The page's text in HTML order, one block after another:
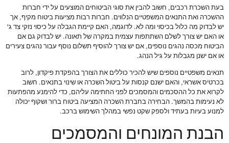
בעת השכרת רכבים, חשוב להבין את סוגי הביטוחים המוצעים על ידי חברות
ההשכרה ואת התנאים המשפטיים הנלווים. חברות רבות מציעות ביטוח מקיף, אך
יש לבדוק מה כלול בכיסוי ומה לא. לדוגמה, האם קיימת הגבלה על כיסוי נזקי צד ג'
או האם יש צורך לשלם השתתפות עצמית במקרה של תאונה. יש לבדוק גם אם
הביטוח מכסה נהגים נוספים, אם יש צורך להוסיף תשלום נוסף עבור נהגים צעירים
או אם ישנן מגבלות על גיל הנהג.
תנאים משפטיים נוספים שיש להכיר כוללים את הצורך בהפקדת פיקדון, לרוב
בכרטיס אשראי, והאם ישנם קנסות על ביטול השכרה או שינוי בתנאים. חשוב
לקרוא את כל ההסכמים והמסמכים לפני החתימה עליהם, כדי להימנע מהפתעות
לא נעימות בהמשך. הבחירה בחברת השכרה המציעה ביטוח ברור ושקוף יכולה
למנוע בעיות בעתיד ולספק שקט נפשי במהלך השימוש ברכב.
הבנת המונחים והמסמכים